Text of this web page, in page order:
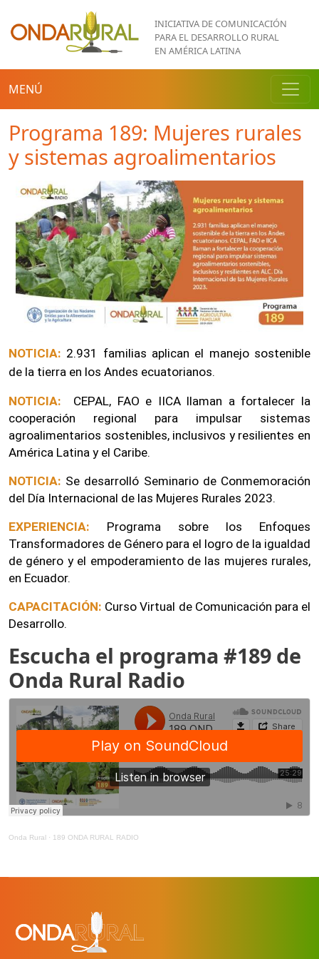
Pasar al contenido principal
INICIATIVA DE COMUNICACIÓN
PARA EL DESARROLLO RURAL
EN AMÉRICA LATINA
MENÚ
Programa 189: Mujeres rurales
y sistemas agroalimentarios
NOTICIA: 2.931 familias aplican el manejo sostenible
de la tierra en los Andes ecuatorianos.
NOTICIA:
CEPAL, FAO e IICA llaman a fortalecer la
cooperación regional para impulsar sistemas
agroalimentarios sostenibles, inclusivos y resilientes en
América Latina y el Caribe.
NOTICIA: Se desarrolló Seminario de Conmemoración
del Día Internacional de las Mujeres Rurales 2023.
EXPERIENCIA:
Programa sobre los Enfoques
Transformadores de Género para el logro de la igualdad
de género y el empoderamiento de las mujeres rurales,
en Ecuador.
CAPACITACIÓN: Curso Virtual de Comunicación para el
Desarrollo.
Escucha el programa #189 de
Onda Rural Radio
Onda Rural · 189 ONDA RURAL RADIO